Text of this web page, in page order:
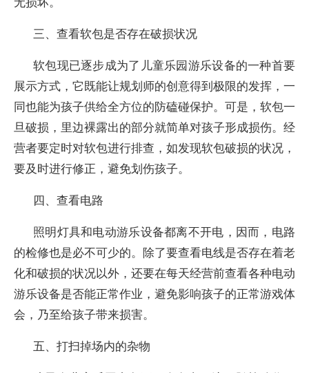
三、查看软包是否存在破损状况
软包现已逐步成为了儿童乐园游乐设备的一种首要
展示方式，它既能让规划师的创意得到极限的发挥，一
同也能为孩子供给全方位的防磕碰保护。可是，软包一
旦破损，里边裸露出的部分就简单对孩子形成损伤。经
营者要定时对软包进行排查，如发现软包破损的状况，
要及时进行修正，避免划伤孩子。
四、查看电路
照明灯具和电动游乐设备都离不开电，因而，电路
的检修也是必不可少的。除了要查看电线是否存在着老
化和破损的状况以外，还要在每天经营前查看各种电动
游乐设备是否能正常作业，避免影响孩子的正常游戏体
会，乃至给孩子带来损害。
五、打扫掉场内的杂物